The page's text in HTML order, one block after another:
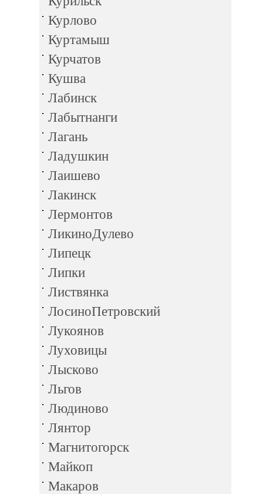
Курлово
Куртамыш
Курчатов
Кушва
Лабинск
Лабытнанги
Лагань
Ладушкин
Лаишево
Лакинск
Лермонтов
ЛикиноДулево
Липецк
Липки
Листвянка
ЛосиноПетровский
Лукоянов
Луховицы
Лысково
Льгов
Людиново
Лянтор
Магнитогорск
Майкоп
Макаров